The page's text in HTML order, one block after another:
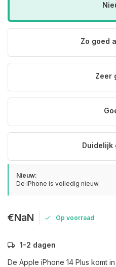
Zo goed
Zeer
Duidelijk
Nieuw:
De iPhone is volledig nieuw.
€NaN Op voorraad
1-2 dagen
De Apple iPhone 14 Plus komt